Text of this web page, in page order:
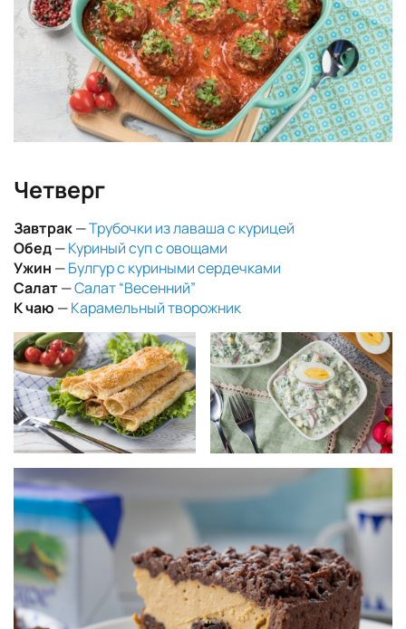
Четверг
Завтрак—Трубочки из лаваша с курицей
Обед—Куриный суп с овощами
Ужин —Булгур с куриными сердечками
Салат—Салат “Весенний”
К чаю —Карамельный творожник